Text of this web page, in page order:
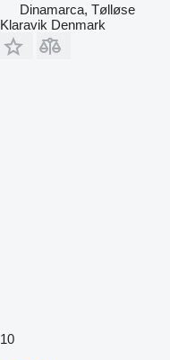
Dinamarca, Tølløse
Klaravik Denmark
10